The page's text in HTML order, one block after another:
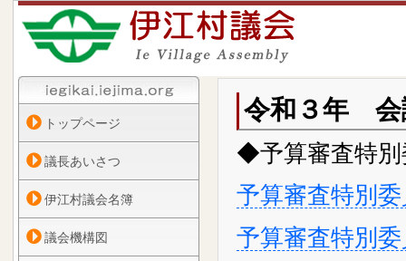
令和３年 会
◆予算審査特
予算審査特別
予算審査特別
トップページ
議長あいさつ
伊江村議会名簿
議会機構図